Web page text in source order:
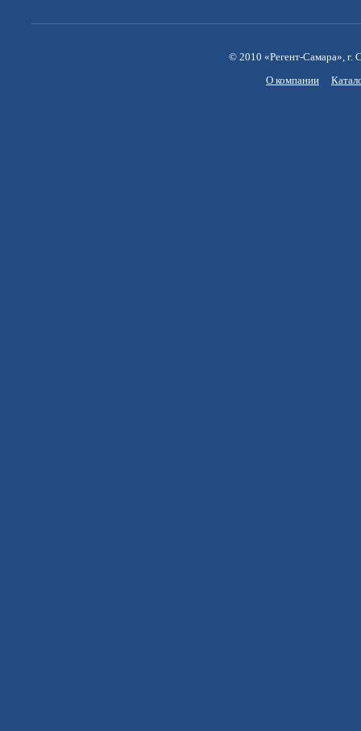
© 2010 «Регент-Самара», г.
О компании